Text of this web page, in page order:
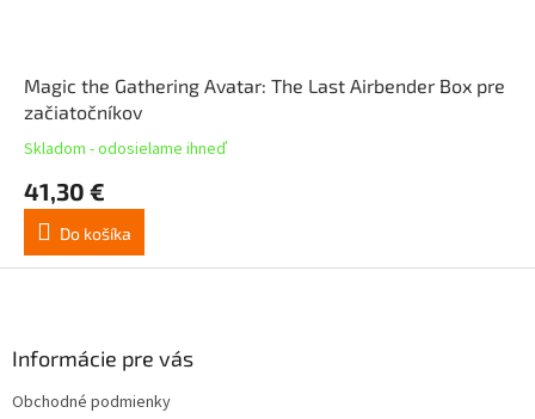
Magic the Gathering Avatar: The Last Airbender Box pre
začiatočníkov
Skladom - odosielame ihneď
41,30 €
Do košíka
Informácie pre vás
Obchodné podmienky